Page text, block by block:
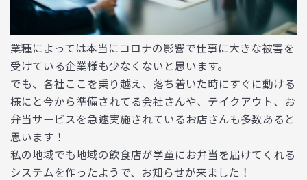
業種によっては本当にコロナの影響で仕事に大きな被害を
受けている企業様も少なくないと思います。
でも、各社ここを乗り越え、落ち着いた時にすぐに動ける
様にと今から準備されてる会社さんや、テイクアウト、お
弁当サービスを急遽実施されているお店さんも多数あると
思います！
私の地域でも地域の飲食店が学童にお弁当を届けてくれる
システムを作ったようで、お知らせが来ました！